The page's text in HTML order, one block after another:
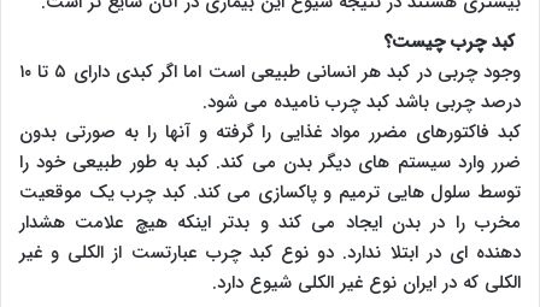
کبد چرب چیست؟
وجود چربی در کبد هر انسانی طبیعی است اما اگر کبدی دارای ۵ تا ۱۰
درصد چربی باشد کبد چرب نامیده می شود.
کبد فاکتورهای مضرر مواد غذایی را گرفته و آنها را به صورتی بدون
ضرر وارد سیستم های دیگر بدن می کند. کبد به طور طبیعی خود را
توسط سلول هایی ترمیم و پاکسازی می کند. کبد چرب یک موقعیت
مخرب را در بدن ایجاد می کند و بدتر اینکه هیچ علامت هشدار
دهنده ای در ابتلا ندارد. دو نوع کبد چرب عبارتست از الکلی و غیر
الکلی که در ایران نوع غیر الکلی شیوع دارد.